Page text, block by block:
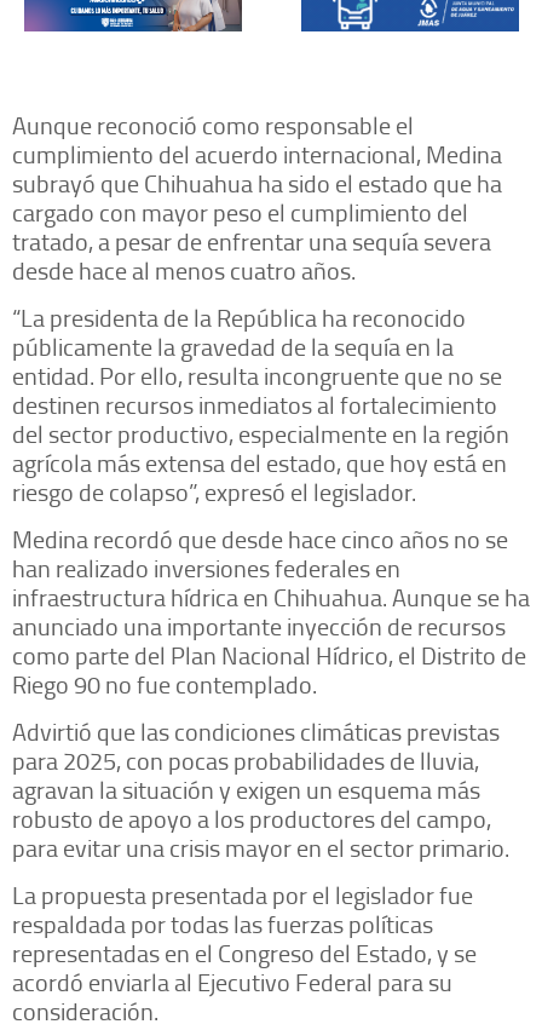
Aunque reconoció como responsable el
cumplimiento del acuerdo internacional, Medina
subrayó que Chihuahua ha sido el estado que ha
cargado con mayor peso el cumplimiento del
tratado, a pesar de enfrentar una sequía severa
desde hace al menos cuatro años.
“La presidenta de la República ha reconocido
públicamente la gravedad de la sequía en la
entidad. Por ello, resulta incongruente que no se
destinen recursos inmediatos al fortalecimiento
del sector productivo, especialmente en la región
agrícola más extensa del estado, que hoy está en
riesgo de colapso”, expresó el legislador.
Medina recordó que desde hace cinco años no se
han realizado inversiones federales en
infraestructura hídrica en Chihuahua. Aunque se ha
anunciado una importante inyección de recursos
como parte del Plan Nacional Hídrico, el Distrito de
Riego 90 no fue contemplado.
Advirtió que las condiciones climáticas previstas
para 2025, con pocas probabilidades de lluvia,
agravan la situación y exigen un esquema más
robusto de apoyo a los productores del campo,
para evitar una crisis mayor en el sector primario.
La propuesta presentada por el legislador fue
respaldada por todas las fuerzas políticas
representadas en el Congreso del Estado, y se
acordó enviarla al Ejecutivo Federal para su
consideración.